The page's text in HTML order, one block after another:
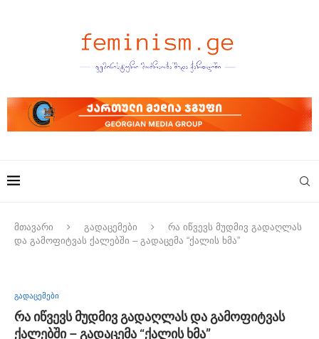
მთავარი გადაცემები
რა იწვევს მუდმივ გადაღლას
და გამოფიტვას ქალებში – გადაცემა “ქალის ხმა”
გადაცემები
რა იწვევს მუდმივ გადაღლას და გამოფიტვას
ქალებში – გადაცემა “ქალის ხმა”